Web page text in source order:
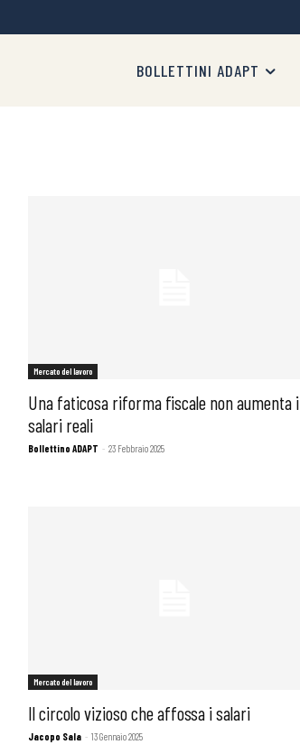
BOLLETTINI ADAPT
Mercato del lavoro
Una faticosa riforma fiscale non aumenta i
salari reali
Bollettino ADAPT - 23 Febbraio 2025
Mercato del lavoro
Il circolo vizioso che affossa i salari
Jacopo Sala - 13 Gennaio 2025